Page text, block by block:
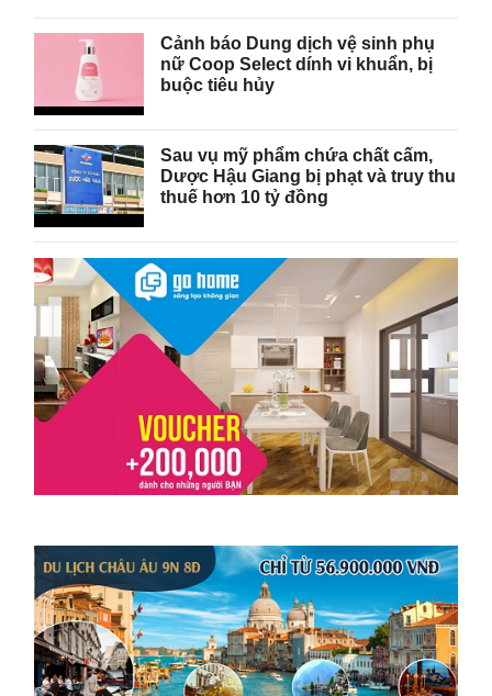
Cảnh báo Dung dịch vệ sinh phụ
nữ Coop Select dính vi khuẩn, bị
buộc tiêu hủy
Sau vụ mỹ phẩm chứa chất cấm,
Dược Hậu Giang bị phạt và truy thu
thuế hơn 10 tỷ đồng